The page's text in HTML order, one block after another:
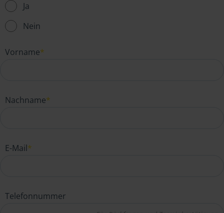
Ja
Nein
Vorname*
Nachname*
E-Mail*
Telefonnummer